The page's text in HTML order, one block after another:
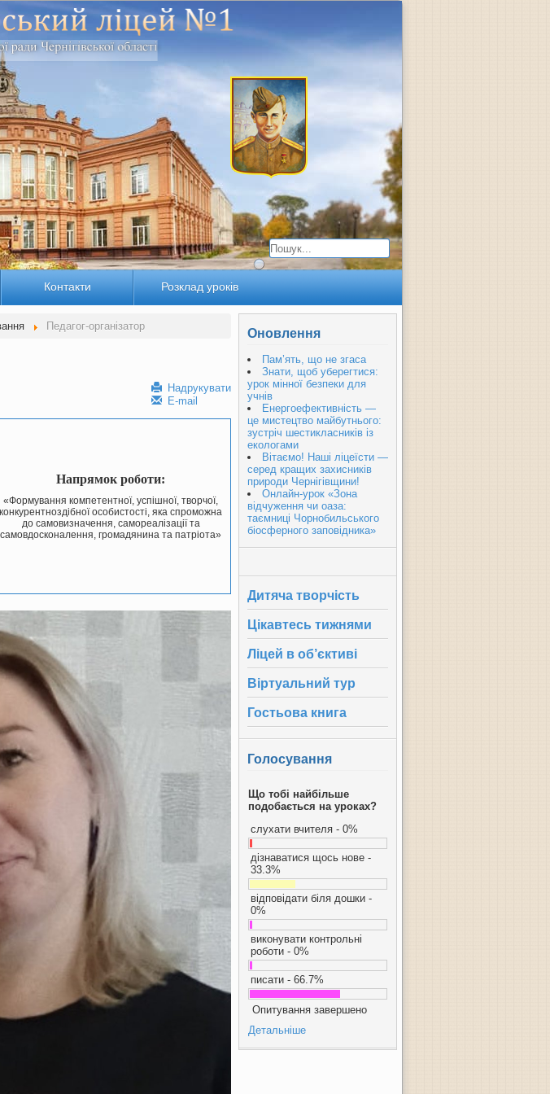
Контакти Розклад уроків
Педагог-організатор
Надрукувати
E-mail
Напрямок роботи:
«Формування компетентної, успішної, творчої,
конкурентноздібної особистості, яка спроможна
до самовизначення, самореалізації та
самовдосконалення, громадянина та патріота»
Оновлення
Пам’ять, що не згаса
Знати, щоб уберегтися:
урок мінної безпеки для
учнів
Енергоефективність —
це мистецтво майбутнього:
зустріч шестикласників із
екологами
Вітаємо! Наші ліцеїсти —
серед кращих захисників
природи Чернігівщини!
Онлайн-урок «Зона
відчуження чи оаза:
таємниці Чорнобильського
біосферного заповідника»
Дитяча творчість
Цікавтесь тижнями
Ліцей в об’єктиві
Віртуальний тур
Гостьова книга
Голосування
Що тобі найбільше
подобається на уроках?
слухати вчителя - 0%
дізнаватися щось нове -
33.3%
відповідати біля дошки -
0%
виконувати контрольні
роботи - 0%
писати - 66.7%
Опитування завершено
Детальніше